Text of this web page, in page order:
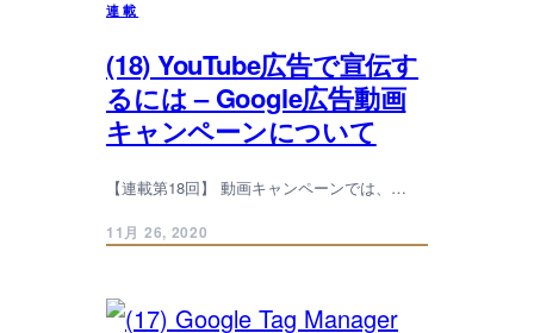
連載
(18) YouTube広告で宣伝す
るには – Google広告動画
キャンペーンについて
【連載第18回】 動画キャンペーンでは、…
11月 26, 2020